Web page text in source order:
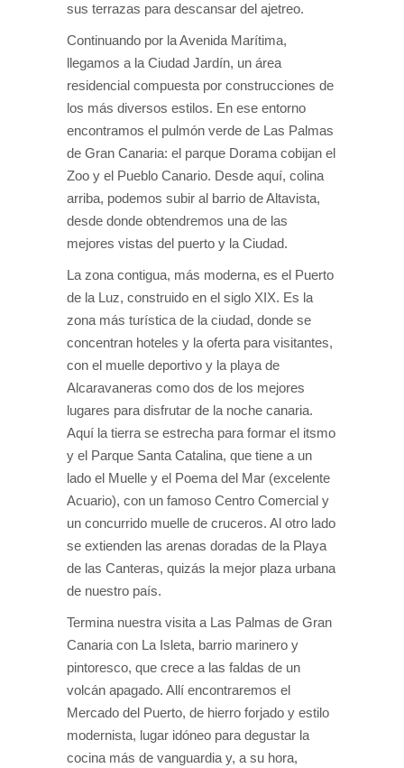
sus terrazas para descansar del ajetreo.
Continuando por la Avenida Marítima,
llegamos a la Ciudad Jardín, un área
residencial compuesta por construcciones de
los más diversos estilos. En ese entorno
encontramos el pulmón verde de Las Palmas
de Gran Canaria: el parque Dorama cobijan el
Zoo y el Pueblo Canario. Desde aquí, colina
arriba, podemos subir al barrio de Altavista,
desde donde obtendremos una de las
mejores vistas del puerto y la Ciudad.
La zona contigua, más moderna, es el Puerto
de la Luz, construido en el siglo XIX. Es la
zona más turística de la ciudad, donde se
concentran hoteles y la oferta para visitantes,
con el muelle deportivo y la playa de
Alcaravaneras como dos de los mejores
lugares para disfrutar de la noche canaria.
Aquí la tierra se estrecha para formar el itsmo
y el Parque Santa Catalina, que tiene a un
lado el Muelle y el Poema del Mar (excelente
Acuario), con un famoso Centro Comercial y
un concurrido muelle de cruceros. Al otro lado
se extienden las arenas doradas de la Playa
de las Canteras, quizás la mejor plaza urbana
de nuestro país.
Termina nuestra visita a Las Palmas de Gran
Canaria con La Isleta, barrio marinero y
pintoresco, que crece a las faldas de un
volcán apagado. Allí encontraremos el
Mercado del Puerto, de hierro forjado y estilo
modernista, lugar idóneo para degustar la
cocina más de vanguardia y, a su hora,